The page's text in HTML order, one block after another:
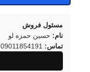
مسئول فروش
نام: حسین حمزه لو
تماس: 09011854191